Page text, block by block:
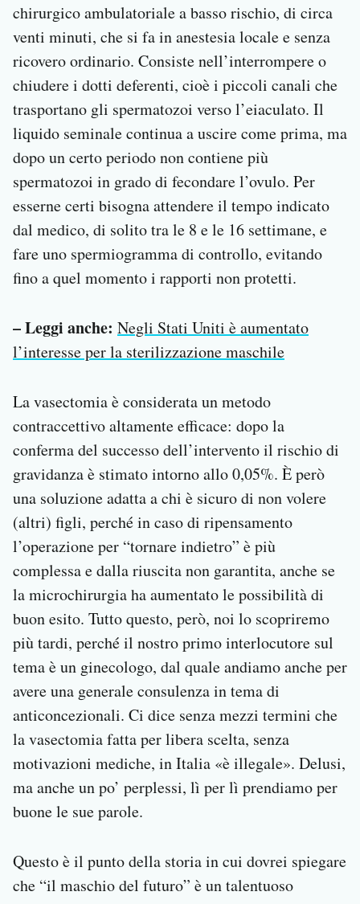
chirurgico ambulatoriale a basso rischio, di circa
venti minuti, che si fa in anestesia locale e senza
ricovero ordinario. Consiste nell’interrompere o
chiudere i dotti deferenti, cioè i piccoli canali che
trasportano gli spermatozoi verso l’eiaculato. Il
liquido seminale continua a uscire come prima, ma
dopo un certo periodo non contiene più
spermatozoi in grado di fecondare l’ovulo. Per
esserne certi bisogna attendere il tempo indicato
dal medico, di solito tra le 8 e le 16 settimane, e
fare uno spermiogramma di controllo, evitando
fino a quel momento i rapporti non protetti.
– Leggi anche: Negli Stati Uniti è aumentato
l’interesse per la sterilizzazione maschile
La vasectomia è considerata un metodo
contraccettivo altamente efficace: dopo la
conferma del successo dell’intervento il rischio di
gravidanza è stimato intorno allo 0,05%. È però
una soluzione adatta a chi è sicuro di non volere
(altri) figli, perché in caso di ripensamento
l’operazione per “tornare indietro” è più
complessa e dalla riuscita non garantita, anche se
la microchirurgia ha aumentato le possibilità di
buon esito. Tutto questo, però, noi lo scopriremo
più tardi, perché il nostro primo interlocutore sul
tema è un ginecologo, dal quale andiamo anche per
avere una generale consulenza in tema di
anticoncezionali. Ci dice senza mezzi termini che
la vasectomia fatta per libera scelta, senza
motivazioni mediche, in Italia «è illegale». Delusi,
ma anche un po’ perplessi, lì per lì prendiamo per
buone le sue parole.
Questo è il punto della storia in cui dovrei spiegare
che “il maschio del futuro” è un talentuoso